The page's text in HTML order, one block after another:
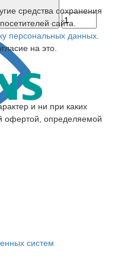
средства сохранения
сайта.
персональных данных
на это.
и ни при каких
офертой, определяемой
систем